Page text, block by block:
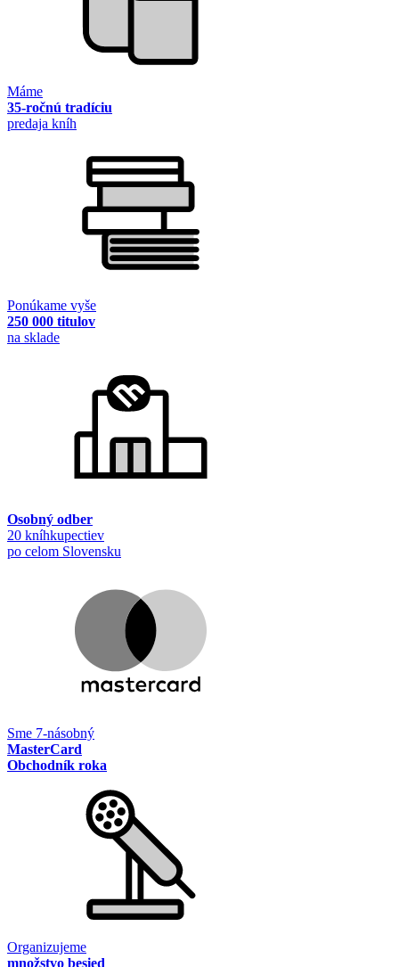
Máme
35-ročnú tradíciu
predaja kníh
Ponúkame vyše
250 000 titulov
na sklade
Osobný odber
20 kníhkupectiev
po celom Slovensku
Sme 7-násobný
MasterCard
Obchodník roka
Organizujeme
množstvo besied